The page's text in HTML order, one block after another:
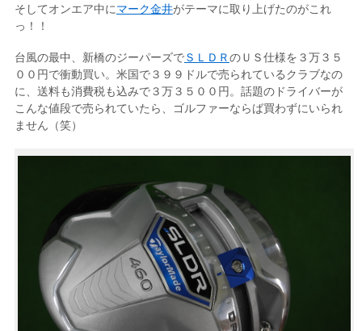
そしてオンエア中にマーク金井がテーマに取り上げたのがこれ
っ！！
台風の最中、新橋のジーパーズでＳＬＤＲのＵＳ仕様を３万３５
００円で衝動買い。米国で３９９ドルで売られているクラブなの
に、送料も消費税も込みで３万３５００円。話題のドライバーが
こんな値段で売られていたら、ゴルファーならば買わずにいられ
ません（笑）